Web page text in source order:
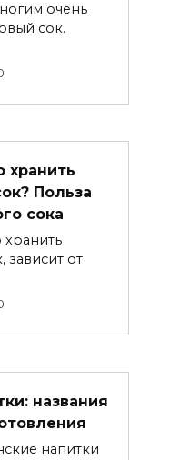
очень
сок.
хранить
Польза
сока
зависит от
названия
напитки